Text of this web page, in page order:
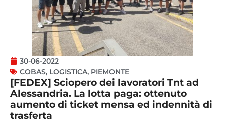
30-06-2022
COBAS, LOGISTICA, PIEMONTE
[FEDEX] Sciopero dei lavoratori Tnt ad
Alessandria. La lotta paga: ottenuto
aumento di ticket mensa ed indennità di
trasferta